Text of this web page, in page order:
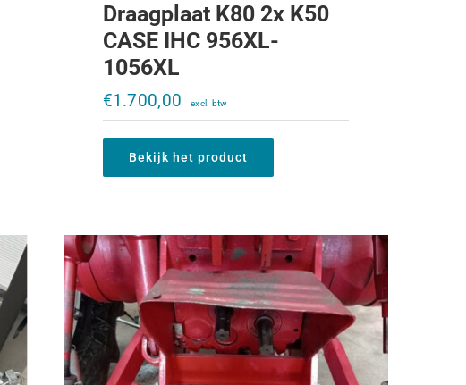
Draagplaat K80 2x K50
CASE IHC 956XL-
1056XL
€1.700,00
Bekijk het product
Originele ondertrekhaak bok IHC 644-
€1.200,00